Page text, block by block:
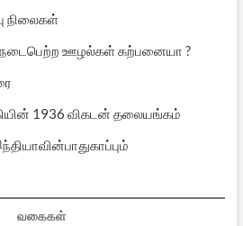
நிலைகள்
நடைபெற்ற ஊழல்கள் கற்பனையா ?
1936 விகடன் தலையங்கம்
வகைகள்